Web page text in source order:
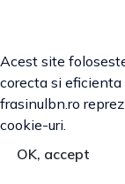
Acest site
corecta si
frasinulbn.ro
cookie-uri.
OK, accept